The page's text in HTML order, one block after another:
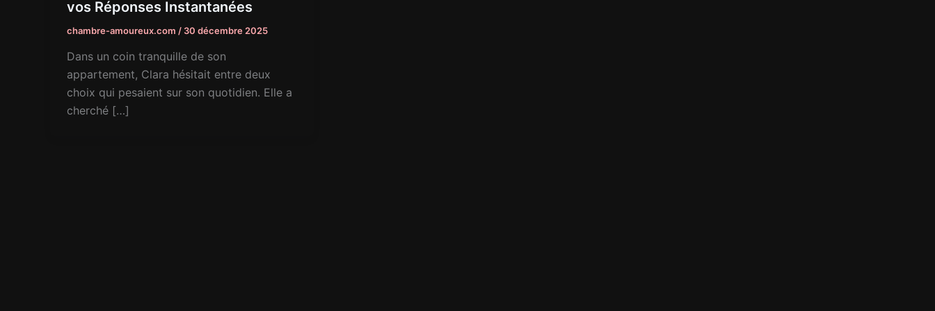
vos Réponses Instantanées
chambre-amoureux.com / 30 décembre 2025
Dans un coin tranquille de son
appartement, Clara hésitait entre deux
choix qui pesaient sur son quotidien. Elle a
cherché […]